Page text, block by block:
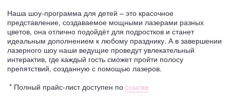
Наша шоу-программа для детей – это красочное
представление, создаваемое мощными лазерами разных
цветов, она отлично подойдёт для подростков и станет
идеальным дополнением к любому празднику. А в завершении
лазерного шоу наши ведущие проведут увлекательный
интерактив, где каждый гость сможет пройти полосу
препятствий, созданную с помощью лазеров.
* Полный прайс-лист доступен по ссылке